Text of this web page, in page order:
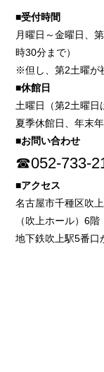
■受付時間
月曜日～金曜日、
時30分まで）
※但し、第2土曜が
■休館日
土曜日（第2土曜日
夏季休館日、年末
■お問い合わせ
☎052-733-
■アクセス
名古屋市千種区吹
（吹上ホール）6階
地下鉄吹上駅5番口